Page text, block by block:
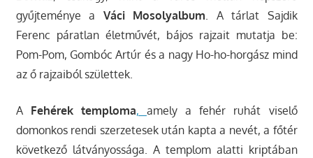
gyűjteménye a Váci Mosolyalbum. A tárlat Sajdik
Ferenc páratlan életművét, bájos rajzait mutatja be:
Pom-Pom, Gombóc Artúr és a nagy Ho-ho-horgász mind
az ő rajzaiból születtek.
A Fehérektemploma, amely a fehér ruhát viselő
domonkos rendi szerzetesek után kapta a nevét, a főtér
következő látványossága. A templom alatti kriptában